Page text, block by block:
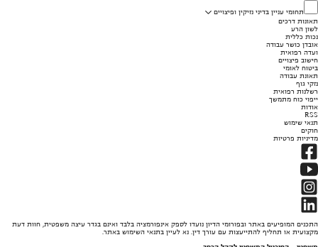
תחומי עניין בדיני נזיקין ופיצויים
תאונות דרכים
לשון הרע
נכות כללית
אובדן כושר עבודה
ועדה רפואית
חישוב פיצויים
ביטוח לאומי
תאונת עבודה
נזקי גוף
רשלנות רפואית
ייפוי כוח מתמשך
אודות
RSS
תנאי שימוש
חוקים
מדיניות פרטיות
התכנים המופיעים באתר ובפורומי הדיון נועדו לספק אינפורמציה בלבד ואינם בגדר עיצה משפטית, חוות דעת
מקצועית או תחליף להתייעצות עם עורך דין. נא לעיין בתנאי השימוש באתר.